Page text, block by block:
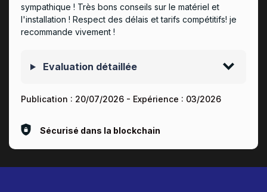
sympathique ! Très bons conseils sur le matériel et
l'installation ! Respect des délais et tarifs compétitifs! je
recommande vivement !
Evaluation détaillée
Publication : 20/07/2026 - Expérience : 03/2026
Sécurisé dans la blockchain